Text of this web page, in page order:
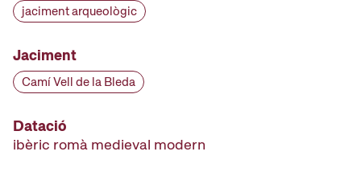
jaciment arqueològic
Jaciment
Camí Vell de la Bleda
Datació
ibèric romà medieval modern